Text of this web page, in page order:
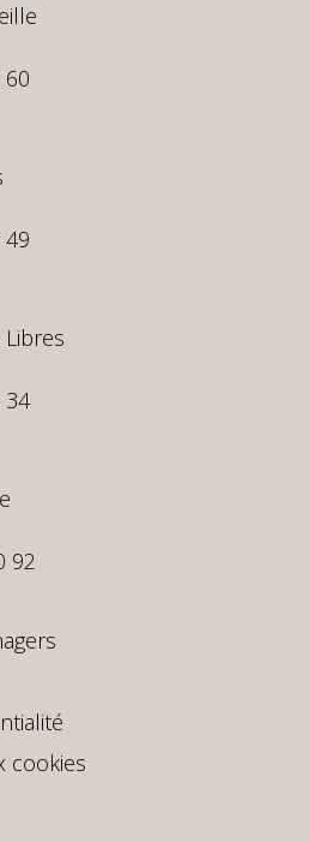
60
49
34
92
cookies